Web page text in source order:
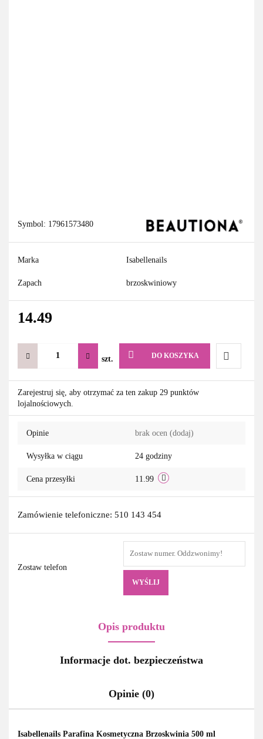
Symbol: 17961573480
Marka Isabellenails
Zapach brzoskwiniowy
14.49
szt. DO KOSZYKA
Do
Zarejestruj się, aby otrzymać za ten zakup 29 punktów
lojalnościowych.
Opinie brak ocen (dodaj)
Wysyłka w ciągu 24 godziny
Cena przesyłki 11.99
Zamówienie telefoniczne: 510 143 454
Zostaw telefon
WYŚLIJ
Opis produktu
Informacje dot. bezpieczeństwa
Opinie (0)
Isabellenails Parafina Kosmetyczna Brzoskwinia 500 ml